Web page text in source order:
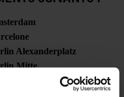
Alexanderplatz
Mitte
Prenzlauer Berg